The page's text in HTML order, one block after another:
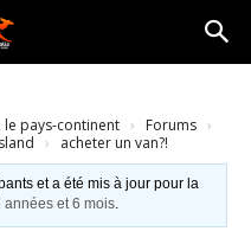
le pays-continent › Forums ›
› acheter un van?!
et a été mis à jour pour la
années et 6 mois.